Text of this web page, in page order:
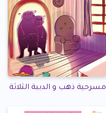
مسرحية ذهب و الدببة الثلاثة